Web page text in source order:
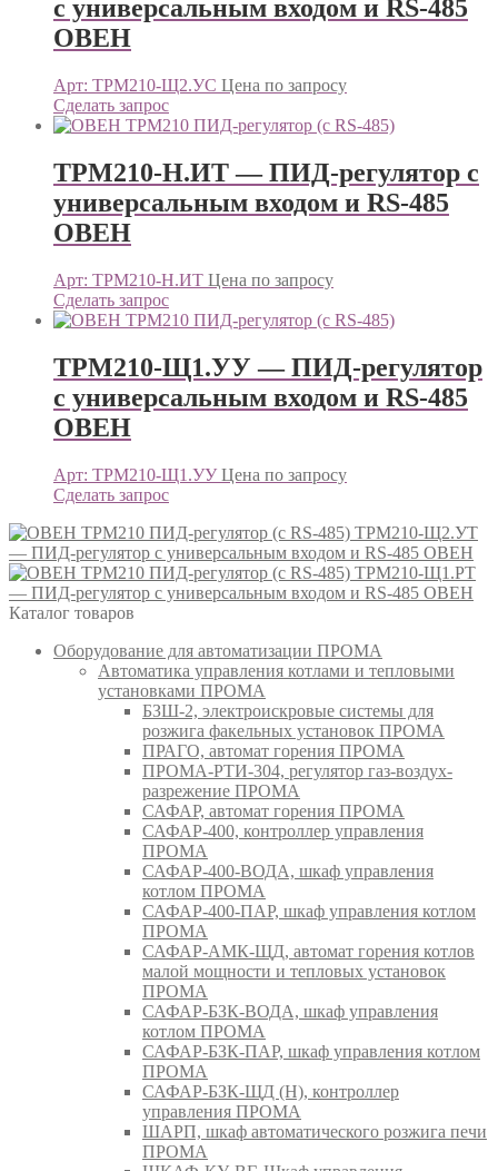
с универсальным входом и RS-485
ОВЕН
Арт: ТРМ210-Щ2.УС Цена по запросу
Сделать запрос
ТРМ210-Н.ИТ — ПИД-регулятор с
универсальным входом и RS-485
ОВЕН
Арт: ТРМ210-Н.ИТ Цена по запросу
Сделать запрос
ТРМ210-Щ1.УУ — ПИД-регулятор
с универсальным входом и RS-485
ОВЕН
Арт: ТРМ210-Щ1.УУ Цена по запросу
Сделать запрос
ТРМ210-Щ2.УТ
— ПИД-регулятор с универсальным входом и RS-485 ОВЕН
ТРМ210-Щ1.РТ
— ПИД-регулятор с универсальным входом и RS-485 ОВЕН
Каталог товаров
Оборудование для автоматизации ПРОМА
Автоматика управления котлами и тепловыми
установками ПРОМА
БЗШ-2, электроискровые системы для
розжига факельных установок ПРОМА
ПРАГО, автомат горения ПРОМА
ПРОМА-РТИ-304, регулятор газ-воздух-
разрежение ПРОМА
САФАР, автомат горения ПРОМА
САФАР-400, контроллер управления
ПРОМА
САФАР-400-ВОДА, шкаф управления
котлом ПРОМА
САФАР-400-ПАР, шкаф управления котлом
ПРОМА
САФАР-АМК-ЩД, автомат горения котлов
малой мощности и тепловых установок
ПРОМА
САФАР-БЗК-ВОДА, шкаф управления
котлом ПРОМА
САФАР-БЗК-ПАР, шкаф управления котлом
ПРОМА
САФАР-БЗК-ЩД (Н), контроллер
управления ПРОМА
ШАРП, шкаф автоматического розжига печи
ПРОМА